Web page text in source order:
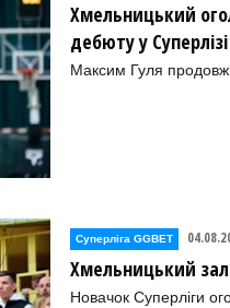
Хмельницький
дебюту у Суперлізі
Максим Гуля
Суперліга GGBET
Хмельницький
Новачок Суперліги